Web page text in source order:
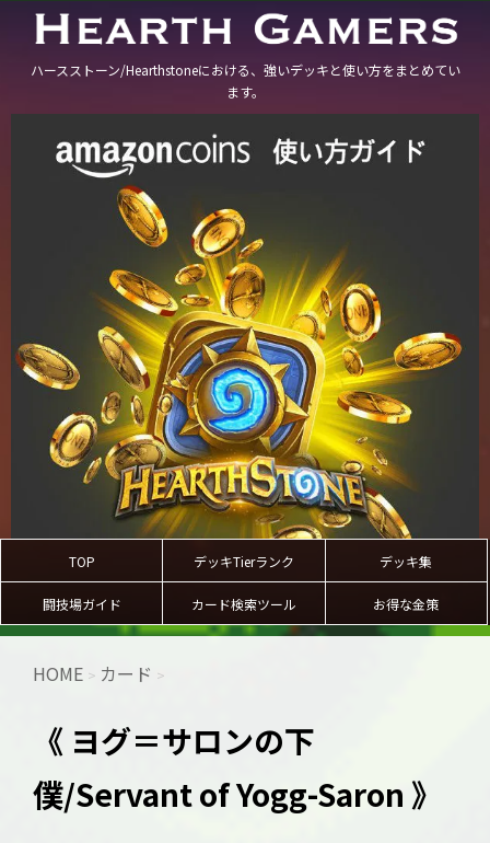
ハースストーン/Hearthstoneにおける、強いデッキと使い方をまとめてい
ます。
TOP デッキTierランク デッキ集
闘技場ガイド カード検索ツール お得な金策
HOME > カード >
《 ヨグ＝サロンの下
僕/Servant of Yogg-Saron 》